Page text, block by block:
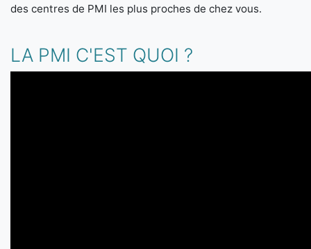
des centres de PMI les plus proches de chez vous.
LA PMI C'EST QUOI ?